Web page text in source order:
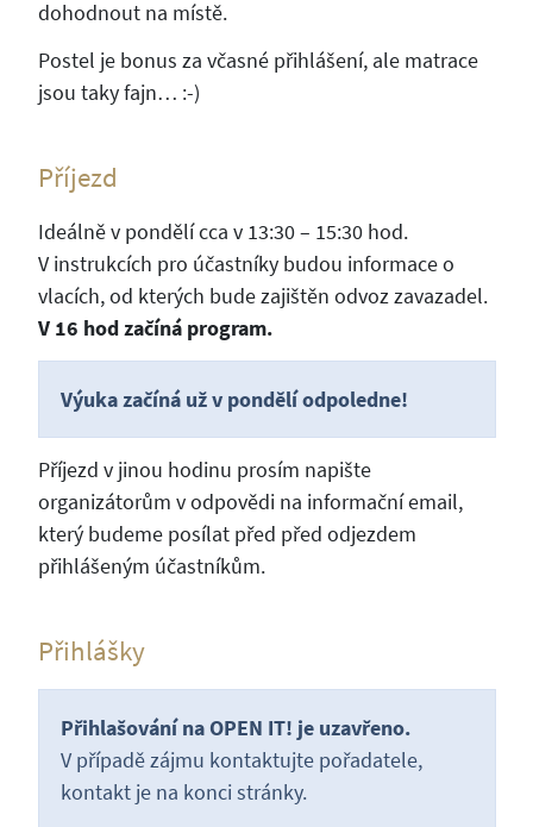
dohodnout na místě.
Postel je bonus za včasné přihlášení, ale matrace
jsou taky fajn… :-)
Příjezd
Ideálně v pondělí cca v 13:30 – 15:30 hod.
V instrukcích pro účastníky budou informace o
vlacích, od kterých bude zajištěn odvoz zavazadel.
V 16 hod začíná program.
Výuka začíná už v pondělí odpoledne!
Příjezd v jinou hodinu prosím napište
organizátorům v odpovědi na informační email,
který budeme posílat před před odjezdem
přihlášeným účastníkům.
Přihlášky
Přihlašování na OPEN IT! je uzavřeno.
V případě zájmu kontaktujte pořadatele,
kontakt je na konci stránky.